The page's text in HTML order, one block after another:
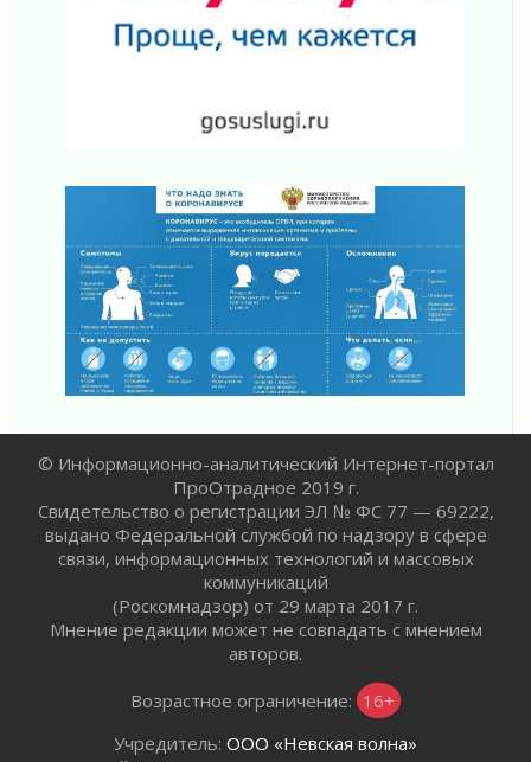
Километровые столбы «Дороги жизни»
отправили на реставрацию
операторов БПЛА
Юхла, мука, кантеле и Водяной
01 августа 2026
Лето катится с горки
01 августа 2026
В Ленобласти открылась экспозиция к 150-
летию Билибина
01 августа 2026
Болезнь девственниц и вампиров
01 августа 2026
Безмолвный крик о помощи
В музей всей семьёй
01 августа 2026
01 августа 2026
Не женское это дело...уверены?
© Информационно-аналитический Интернет-портал
ПроОтрадное 2019 г.
Свидетельство о регистрации ЭЛ № ФС 77 — 69222,
выдано Федеральной службой по надзору в сфере
связи, информационных технологий и массовых
коммуникаций
(Роскомнадзор) от 29 марта 2017 г.
Мнение редакции может не совпадать с мнением
авторов.
Возрастное ограничение: 16+
Учредитель: ООО «Невская волна»